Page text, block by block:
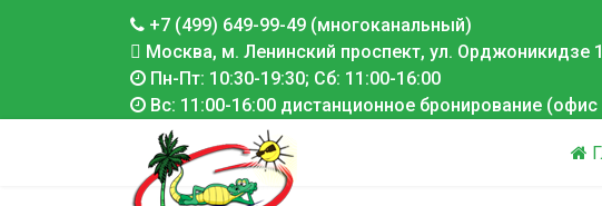
+7 (499) 649-99-49 (многоканальный)
Москва, м. Ленинский проспект, ул. Орджоникидзе
Пн-Пт: 10:30-19:30; Сб: 11:00-16:00
Вс: 11:00-16:00 дистанционное бронирование